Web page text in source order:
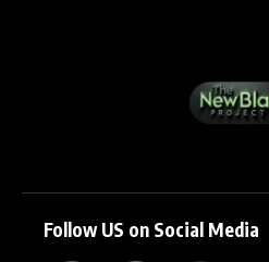
Follow US on Social Media